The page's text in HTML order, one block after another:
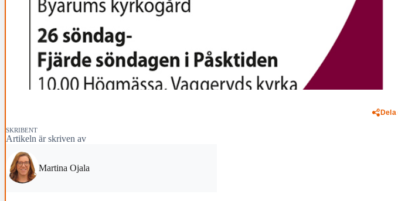
Dela
SKRIBENT
Artikeln är skriven av
Martina Ojala